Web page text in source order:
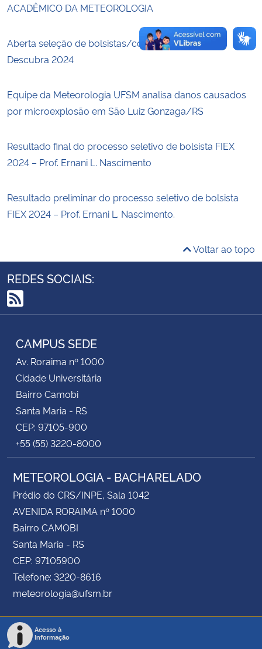
Banco Central do Brasil
Planalto
ACADÊMICO DA METEOROLOGIA
Aberta seleção de bolsistas/colaboradores para o
Descubra 2024
Equipe da Meteorologia UFSM analisa danos causados
por microexplosão em São Luiz Gonzaga/RS
Resultado final do processo seletivo de bolsista FIEX
2024 – Prof. Ernani L. Nascimento
Resultado preliminar do processo seletivo de bolsista
FIEX 2024 – Prof. Ernani L. Nascimento.
Voltar ao topo
REDES SOCIAIS:
RSS
CAMPUS SEDE
Av. Roraima nº 1000
Cidade Universitária
Bairro Camobi
Santa Maria - RS
CEP: 97105-900
+55 (55) 3220-8000
METEOROLOGIA - BACHARELADO
Prédio do CRS/INPE, Sala 1042
AVENIDA RORAIMA nº 1000
Bairro CAMOBI
Santa Maria - RS
CEP: 97105900
Telefone: 3220-8616
meteorologia@ufsm.br
Acesso à
Informação